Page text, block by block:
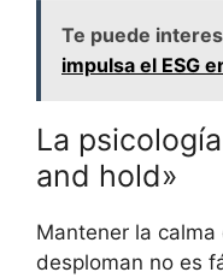
Te puede
impulsa el ESG
La
and hold»
Mantener la
desploman no es